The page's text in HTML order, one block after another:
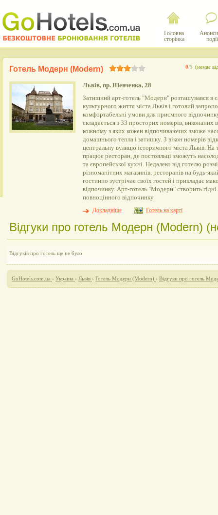
Головна
сторінка
події
0/5 (немає
Готель Модерн (Modern)
Львів, пр. Шевченка, 28
Затишний арт-готель "Модерн" розташувався в
культурного життя міста Львів і готовий
комфортабельні умови для приємного
складається з 33 просторих номерів, виконаних
кожному з яких кожен відпочиваючих зможе
домашнього тепла і затишку. З вікон номерів
центральну вулицю історичного міста Львів.
працює ресторан, де постояльці зможуть
та європейської кухні. Недалеко від готелю
різноманітних магазинів, ресторанів на будь-
гостинно зустрічає своїх гостей і прикладає
відпочинку. Арт-готель "Модерн" створить
повноцінного відпочинку.
Докладніше
Готель на карті
Відгуки про готель Модерн (Modern)
Відгуків про готель ще не було
GoHotels.com.ua › Україна › Львів › Готель Модерн (Modern) › Відгуки про готель